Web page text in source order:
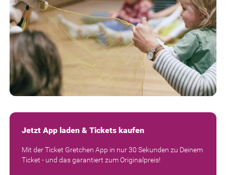
Jetzt App laden & Tickets kaufen
Mit der Ticket Gretchen App in nur 30 Sekunden zu Deinem
Ticket - und das garantiert zum Originalpreis!